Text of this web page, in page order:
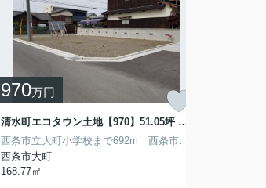
970万円
清水町エコタウン土地【970】51.05坪 1号地
西条市立大町小学校まで692m 西条市立西条南中学校まで1033m 近くにローソン 西条大町店(390m)があるので、気軽に夜食や飲み物を買いに行くことができます。土地面積は168.77㎡(公簿)で一押しです。当社のお勧めの予讃線伊予西条周辺の土地は、利便性が高く、通勤が楽に出来ます。0120-692-380、info@tepsystem.comまでお気軽にお問い合わせ下さいませ。
西条市大町
168.77㎡